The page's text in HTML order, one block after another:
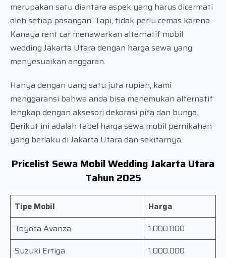
merupakan satu diantara aspek yang harus dicermati
oleh setiap pasangan. Tapi, tidak perlu cemas karena
Kanaya rent car menawarkan alternatif mobil
wedding Jakarta Utara dengan harga sewa yang
menyesuaikan anggaran.
Hanya dengan uang satu juta rupiah, kami
menggaransi bahwa anda bisa menemukan alternatif
lengkap dengan aksesori dekorasi pita dan bunga.
Berikut ini adalah tabel harga sewa mobil pernikahan
yang berlaku di Jakarta Utara dan sekitarnya.
Pricelist Sewa Mobil Wedding Jakarta Utara
Tahun 2025
Tipe Mobil
Harga
Toyota Avanza
1.000.000
Suzuki Ertiga
1.000.000